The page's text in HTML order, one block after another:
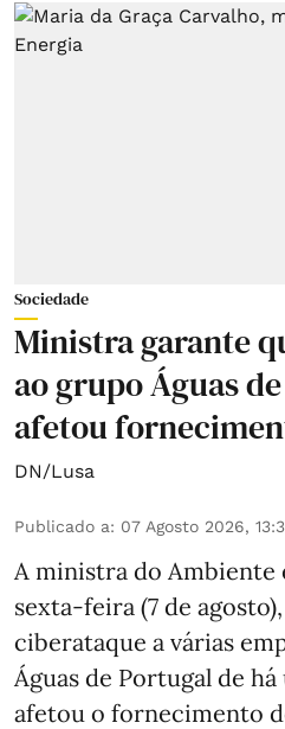
Sociedade
Ministra garante
ao grupo Águas
afetou
DN/Lusa
Publicado a: 07 Agosto 2026,
A ministra do Ambiente
sexta-feira (7 de
ciberataque a várias
Águas de Portugal de há
afetou o fornecimento